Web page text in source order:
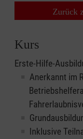
Zurück
Kurs
Erste-Hilfe-
Anerkannt im
Inklusive